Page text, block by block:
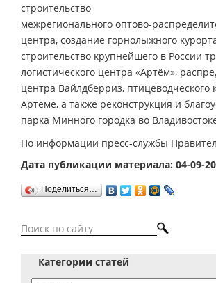
строительство
межрегионального оптово-
центра, создание горнолыжного
строительство крупнейшего в России
логистического центра «Артём»,
центра Вайлдберриз, птицеводческого
Артеме, а также реконструкция и
парка Минного городка во
По информации пресс-службы
Дата публикации материала: 04-09-
Поделиться…
Категории статей